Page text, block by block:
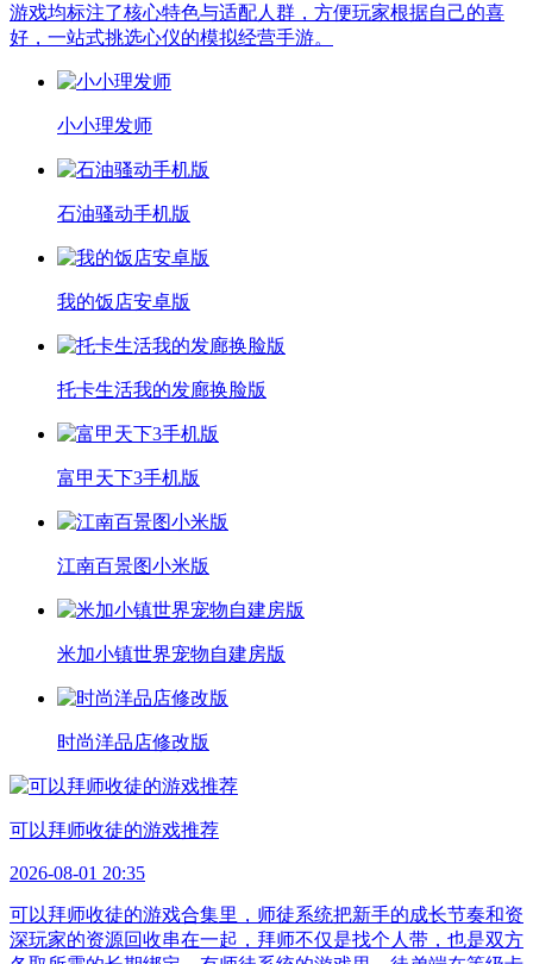
游戏均标注了核心特色与适配人群，方便玩家根据自己的喜
好，一站式挑选心仪的模拟经营手游。
小小理发师
石油骚动手机版
我的饭店安卓版
托卡生活我的发廊换脸版
富甲天下3手机版
江南百景图小米版
米加小镇世界宠物自建房版
时尚洋品店修改版
可以拜师收徒的游戏推荐
2026-08-01 20:35
可以拜师收徒的游戏合集里，师徒系统把新手的成长节奏和资
深玩家的资源回收串在一起，拜师不仅是找个人带，也是双方